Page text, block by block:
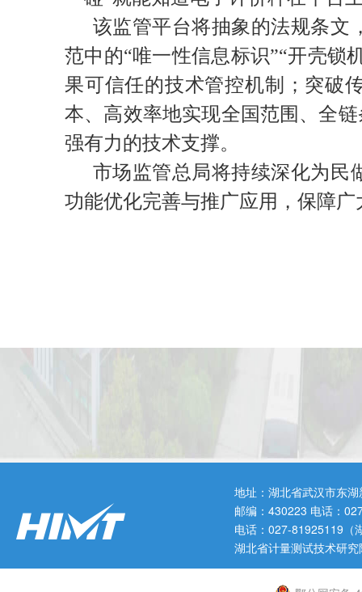
该监管平台将抽象的法规条文
范中的“唯一性信息标识”“开壳锁
果可信任的技术管控机制；突破
本、高效率地实现全国范围、全
强有力的技术支撑。
市场监管总局将持续深化为民
功能优化完善与推广应用，保障广
地址：湖北省武汉市东
邮编：430223 电话：
电话：027-81925119（
湖北省计量测试技术研